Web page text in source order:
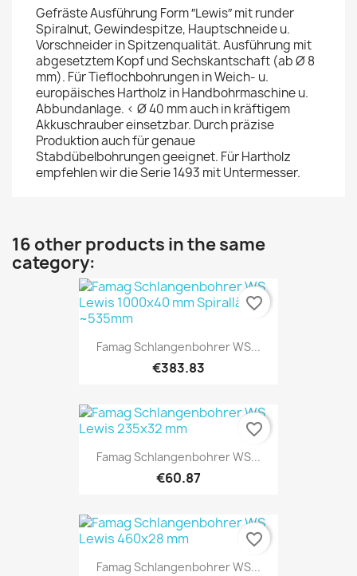
Gefräste Ausführung Form ″Lewis″ mit runder
Spiralnut, Gewindespitze, Hauptschneide u.
Vorschneider in Spitzenqualität. Ausführung mit
abgesetztem Kopf und Sechskantschaft (ab Ø 8
mm). Für Tieflochbohrungen in Weich- u.
europäisches Hartholz in Handbohrmaschine u.
Abbundanlage. < Ø 40 mm auch in kräftigem
Akkuschrauber einsetzbar. Durch präzise
Produktion auch für genaue
Stabdübelbohrungen geeignet. Für Hartholz
empfehlen wir die Serie 1493 mit Untermesser.
16 other products in the same
category:
Famag Schlangenbohrer WS...
€383.83
favorite_border
Famag Schlangenbohrer WS...
€60.87
favorite_border
Famag Schlangenbohrer WS...
favorite_border